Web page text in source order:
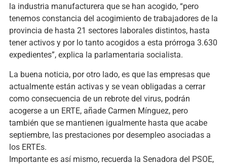
la industria manufacturera que se han acogido, “pero
tenemos constancia del acogimiento de trabajadores de la
provincia de hasta 21 sectores laborales distintos, hasta
tener activos y por lo tanto acogidos a esta prórroga 3.630
expedientes”, explica la parlamentaria socialista.
La buena noticia, por otro lado, es que las empresas que
actualmente están activas y se vean obligadas a cerrar
como consecuencia de un rebrote del virus, podrán
acogerse a un ERTE, añade Carmen Mínguez, pero
también que se mantienen igualmente hasta que acabe
septiembre, las prestaciones por desempleo asociadas a
los ERTEs.
Importante es así mismo, recuerda la Senadora del PSOE,